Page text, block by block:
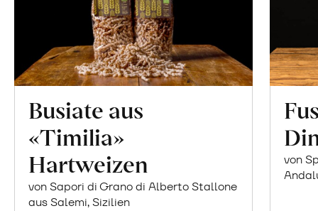
Busiate aus
«Timilia»
Hartweizen
von Sapori di Grano di Alberto Stallone
aus Salemi, Sizilien
von